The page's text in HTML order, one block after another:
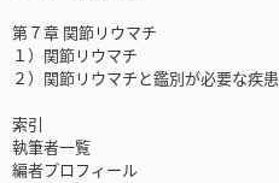
第７章 関節リウマチ
１）関節リウマチ
２）関節リウマチと鑑別が必要な疾患
索引
執筆者一覧
編者プロフィール